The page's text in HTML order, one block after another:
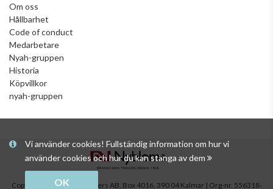
Vi använder cookies! Fullständig information om hur vi
använder cookies och hur du kan stänga av dem
OK
Om oss
Hållbarhet
Code of conduct
Medarbetare
Nyah-gruppen
Historia
Köpvillkor
nyah-gruppen
Copyright © Nybloms Pappers AB, Box 4016, 390 04 Kalmar | Org-nr. 556318-